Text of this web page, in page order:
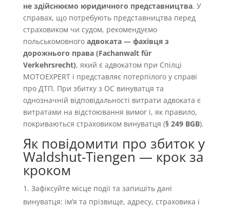
не здійснюємо юридичного представництва. У
справах, що потребують представництва перед
страховиком чи судом, рекомендуємо
польськомовного адвоката — фахівця з
дорожнього права (Fachanwalt für
Verkehrsrecht), який є адвокатом при Спілці
MOTOEXPERT і представляє потерпілого у справі
про ДТП. При збитку з OC винуватця та
однозначній відповідальності витрати адвоката є
витратами на відстоювання вимог і, як правило,
покриваються страховиком винуватця (§ 249 BGB).
Як повідомити про збиток у
Waldshut-Tiengen — крок за
кроком
Зафіксуйте місце події та запишіть дані
винуватця: імʼя та прізвище, адресу, страховика і